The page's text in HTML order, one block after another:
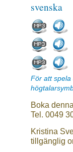
svenska
För att spela
Boka
Tel. 0049
Kristina
tillgänglig